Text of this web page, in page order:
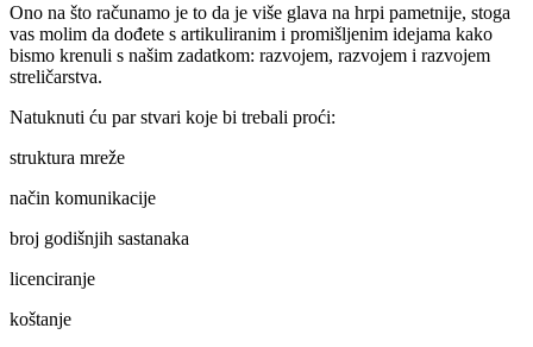
Ono na što računamo je to da je više glava na hrpi pametnije, stoga
vas molim da dođete s artikuliranim i promišljenim idejama kako
bismo krenuli s našim zadatkom: razvojem, razvojem i razvojem
streličarstva.
Natuknuti ću par stvari koje bi trebali proći:
struktura mreže
način komunikacije
broj godišnjih sastanaka
licenciranje
koštanje